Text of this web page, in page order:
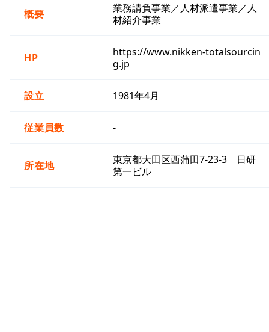
概要
業務請負事業／人材派遣事業／人
材紹介事業
HP
https://www.nikken-totalsourcin
g.jp
設立 1981年4月
従業員数 -
所在地
東京都大田区西蒲田7-23-3 日研
第一ビル